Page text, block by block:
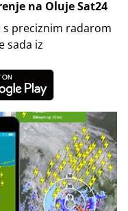
na Oluje Sat24
s preciznim radarom
sada iz